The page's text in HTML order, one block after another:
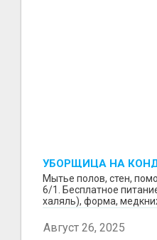
УБОРЩИЦА НА
ПРОИЗВОДСТВО
Мытье полов, стен,
6/1. Бесплатное
халяль), форма,
Август 26, 2025